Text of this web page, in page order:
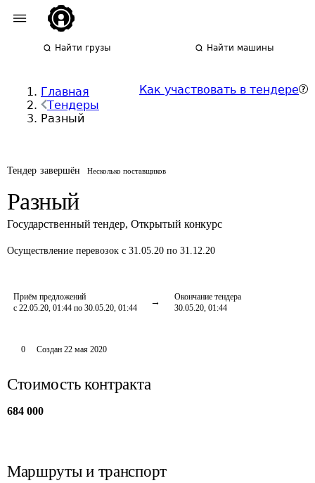
Найти грузы Найти машины
Главная
Тендеры
Разный
Как участвовать в тендере
Тендер завершён Несколько поставщиков
Разный
Государственный тендер, Открытый конкурс
Осуществление перевозок с 31.05.20 по 31.12.20
Приём предложений
с 22.05.20, 01:44 по 30.05.20, 01:44
Окончание тендера
30.05.20, 01:44
0 Создан 22 мая 2020
Стоимость контракта
684 000
Маршруты и транспорт